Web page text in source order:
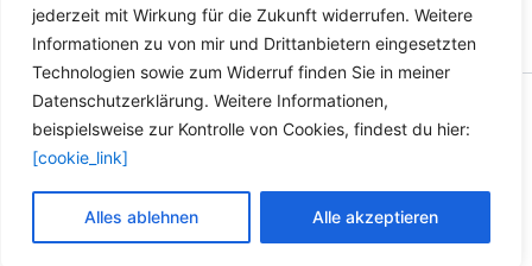
jederzeit mit Wirkung für die Zukunft widerrufen. Weitere
Informationen zu von mir und Drittanbietern eingesetzten
Technologien sowie zum Widerruf finden Sie in meiner
Datenschutzerklärung. Weitere Informationen,
beispielsweise zur Kontrolle von Cookies, findest du hier:
[cookie_link]
Alles ablehnen Alle akzeptieren
Optionen
können
auf
der
Produktseite
werden
Copyright © 2026 Versandhandel für Fahrzeugteile, Ersatzteile
für: SMART BMW VW - Zubehör für Werkstätten.
Vertrag widerrufen